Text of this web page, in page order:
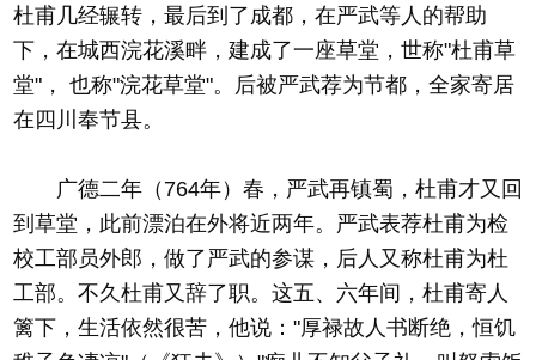
杜甫几经辗转，最后到了成都，在严武等人的帮助
下，在城西浣花溪畔，建成了一座草堂，世称"杜甫草
堂"， 也称"浣花草堂"。后被严武荐为节都，全家寄居
在四川奉节县。
广德二年（764年）春，严武再镇蜀，杜甫才又回
到草堂，此前漂泊在外将近两年。严武表荐杜甫为检
校工部员外郎，做了严武的参谋，后人又称杜甫为杜
工部。不久杜甫又辞了职。这五、六年间，杜甫寄人
篱下，生活依然很苦，他说："厚禄故人书断绝，恒饥